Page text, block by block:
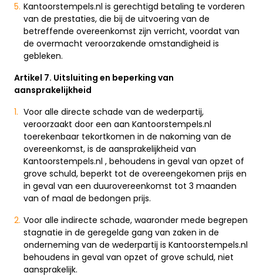
Kantoorstempels.nl is gerechtigd betaling te vorderen
van de prestaties, die bij de uitvoering van de
betreffende overeenkomst zijn verricht, voordat van
de overmacht veroorzakende omstandigheid is
gebleken.
Artikel 7. Uitsluiting en beperking van
aansprakelijkheid
Voor alle directe schade van de wederpartij,
veroorzaakt door een aan Kantoorstempels.nl
toerekenbaar tekortkomen in de nakoming van de
overeenkomst, is de aansprakelijkheid van
Kantoorstempels.nl , behoudens in geval van opzet of
grove schuld, beperkt tot de overeengekomen prijs en
in geval van een duurovereenkomst tot 3 maanden
van of maal de bedongen prijs.
Voor alle indirecte schade, waaronder mede begrepen
stagnatie in de geregelde gang van zaken in de
onderneming van de wederpartij is Kantoorstempels.nl
behoudens in geval van opzet of grove schuld, niet
aansprakelijk.